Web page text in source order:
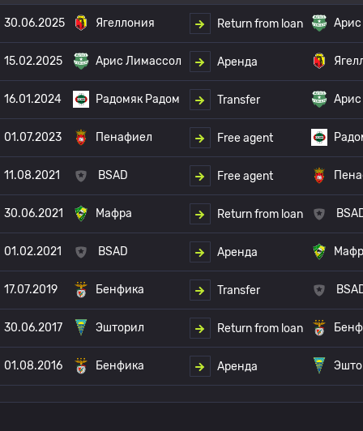
30.06.2025 Ягеллония Return from loan
15.02.2025 Арис Лимассол Аренда
16.01.2024 Радомяк Радом Transfer
01.07.2023 Пенафиел Free agent
11.08.2021 BSAD Free agent
30.06.2021 Мафра Return from loan
01.02.2021 BSAD Аренда
17.07.2019 Бенфика Transfer
30.06.2017 Эшторил Return from loan
01.08.2016 Бенфика Аренда